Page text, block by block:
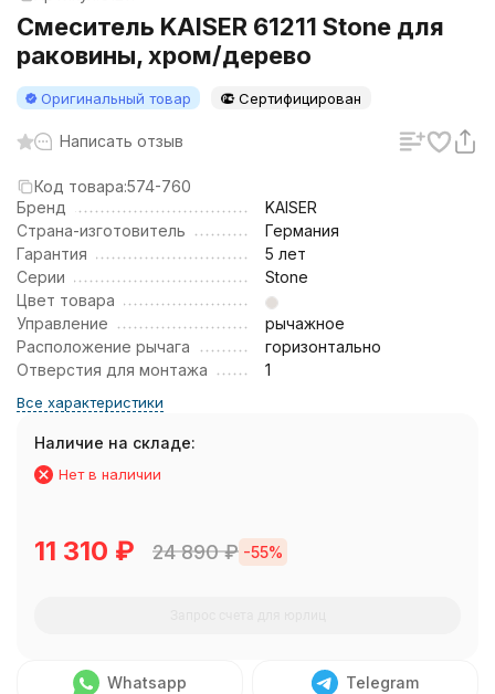
Смеситель KAISER 61211 Stone для
раковины, хром/дерево
Оригинальный товар Сертифицирован
Написать отзыв
Код товара:574-760
Бренд
KAISER
Страна-изготовитель
Германия
Гарантия
5 лет
Серии
Stone
Цвет товара
Управление
рычажное
Расположение рычага
горизонтально
Отверстия для монтажа
1
Все характеристики
Наличие на складе:
Нет в наличии
11 310 ₽ 24 890₽ -55%
Whatsapp Telegram